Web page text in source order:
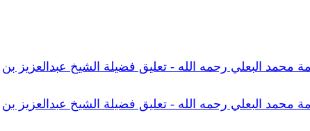
محمد البعلي رحمه الله - تعليق فضيلة الشيخ عبدالعزيز بن
محمد البعلي رحمه الله - تعليق فضيلة الشيخ عبدالعزيز بن